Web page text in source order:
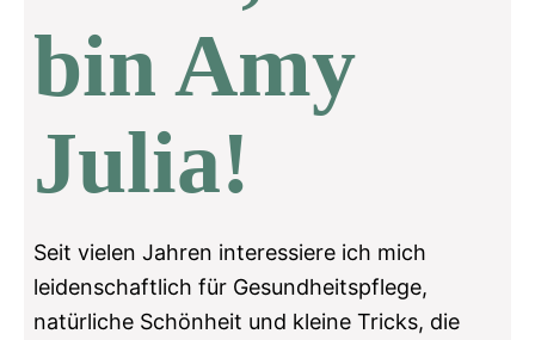
bin Amy
Julia!
Seit vielen Jahren interessiere ich mich
leidenschaftlich für Gesundheitspflege,
natürliche Schönheit und kleine Tricks, die